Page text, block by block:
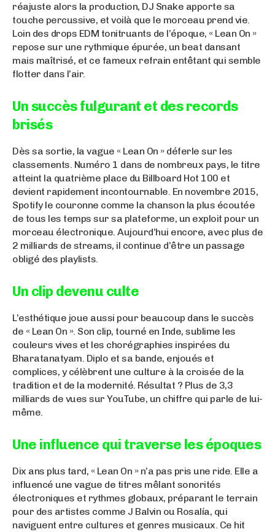
réajuste alors la production, DJ Snake apporte sa
touche percussive, et voilà que le morceau prend vie.
Loin des drops EDM tonitruants de l’époque, « Lean On »
repose sur une rythmique épurée, un beat dansant
mais maîtrisé, et ce fameux refrain entêtant qui semble
flotter dans l’air.
Un succès fulgurant et des records
brisés
Dès sa sortie, la vague « Lean On » déferle sur les
classements. Numéro 1 dans de nombreux pays, le titre
atteint la quatrième place du Billboard Hot 100 et
devient rapidement incontournable. En novembre 2015,
Spotify le couronne comme la chanson la plus écoutée
de tous les temps sur sa plateforme, un exploit pour un
morceau électronique. Aujourd’hui encore, avec plus de
2 milliards de streams, il continue d’être un passage
obligé des playlists.
Un clip devenu culte
L’esthétique joue aussi pour beaucoup dans le succès
de « Lean On ». Son clip, tourné en Inde, sublime les
couleurs vives et les chorégraphies inspirées du
Bharatanatyam. Diplo et sa bande, enjoués et
complices, y célèbrent une culture à la croisée de la
tradition et de la modernité. Résultat ? Plus de 3,3
milliards de vues sur YouTube, un chiffre qui parle de lui-
même.
Une influence qui traverse les époques
Dix ans plus tard, « Lean On » n’a pas pris une ride. Elle a
influencé une vague de titres mêlant sonorités
électroniques et rythmes globaux, préparant le terrain
pour des artistes comme J Balvin ou Rosalía, qui
naviguent entre cultures et genres musicaux. Ce hit